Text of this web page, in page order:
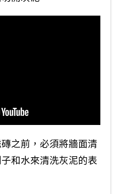
之前，必須將牆面清
和水來清洗灰泥的表